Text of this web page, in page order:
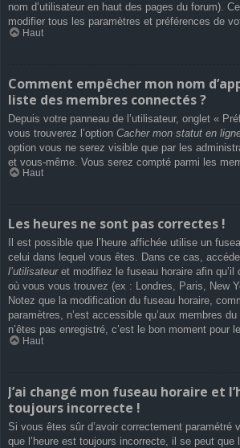
nom d’utilisateur en haut des pages du forum).
modifier tous les paramètres et préférences de
Haut
Comment empêcher mon nom
liste des membres connectés ?
Depuis votre panneau de l’utilisateur, onglet «
vous trouverez l’option Cacher mon statut en
option vous ne serez visible que par les
et vous-même. Vous serez compté parmi les
Haut
Les heures ne sont pas correctes !
Il est possible que l’heure affichée utilise un
celui dans lequel vous êtes. Dans ce cas,
l’utilisateuret modifiez le fuseau horaire afin qu’il
où vous vous trouvez (ex : Londres, Paris, New
Notez que la modification du fuseau horaire,
paramètres, n’est accessible qu’aux membres
n’êtes pas enregistré, c’est le bon moment pour
Haut
J’ai changé mon fuseau horaire et
toujours incorrecte !
Si vous êtes sûr d’avoir correctement paramétré
que l’heure est toujours incorrecte, il se peut